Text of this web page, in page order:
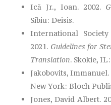
Ică Jr., Ioan. 2002.
Sibiu: Deisis.
International
2021. Guidelines for
Translation. Skokie, IL:
Jakobovits, Immanuel.
New York: Bloch
Jones, David Albert.